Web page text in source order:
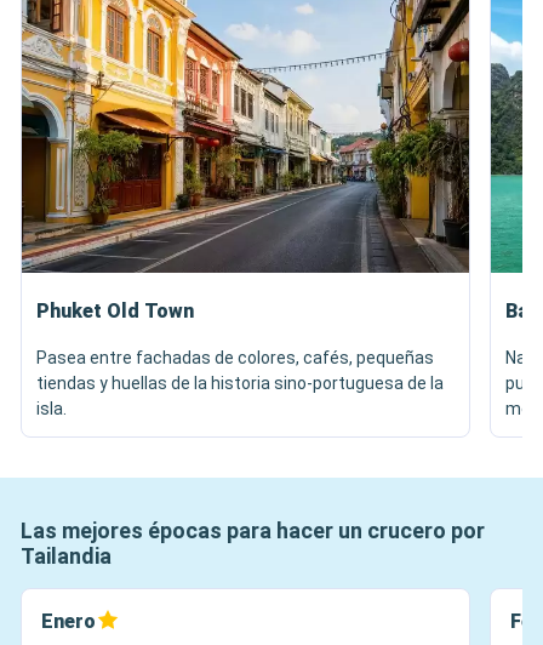
Phuket Old Town
Pasea entre fachadas de colores, cafés, pequeñas
tiendas y huellas de la historia sino-portuguesa de la
isla.
Las mejores épocas para hacer un crucero por
Tailandia
Enero